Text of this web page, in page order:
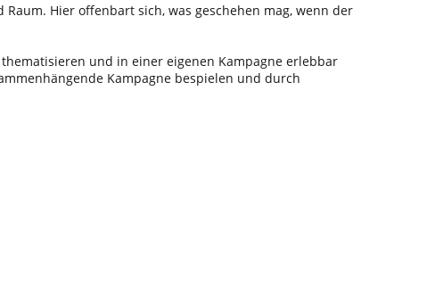
Hier offenbart sich, was geschehen mag, wenn der
und in einer eigenen Kampagne erlebbar
Kampagne bespielen und durch